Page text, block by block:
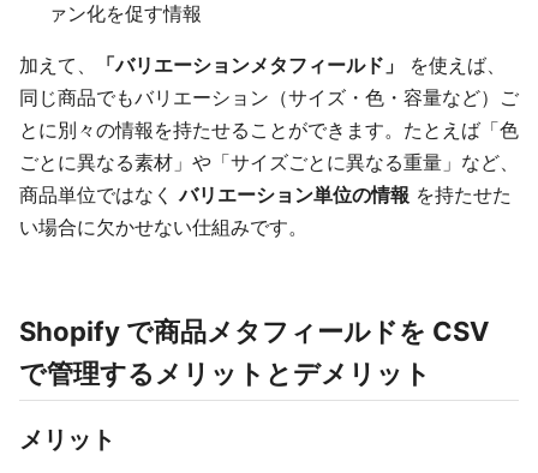
ァン化を促す情報
加えて、 「バリエーションメタフィールド」
を使えば、
同じ商品でもバリエーション（サイズ・色・容量など）ご
とに別々の情報を持たせることができます。たとえば「色
ごとに異なる素材」や「サイズごとに異なる重量」など、
商品単位ではなくバリエーション単位の情報 を持たせた
い場合に欠かせない仕組みです。
Shopify で商品メタフィールドを CSV
で管理するメリットとデメリット
メリット